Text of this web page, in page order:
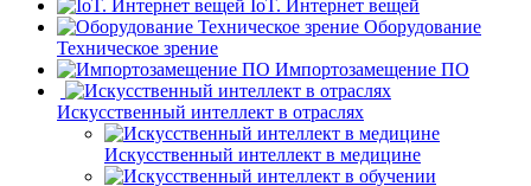
IoT. Интернет вещей
Оборудование
Техническое зрение
Импортозамещение ПО
Искусственный интеллект в отраслях
Искусственный интеллект в медицине